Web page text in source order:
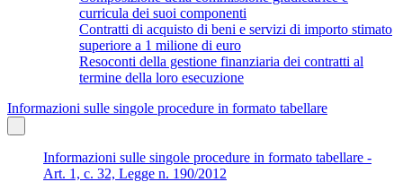
curricula dei suoi componenti
Contratti di acquisto di beni e servizi di importo stimato
superiore a 1 milione di euro
Resoconti della gestione finanziaria dei contratti al
termine della loro esecuzione
Informazioni sulle singole procedure in formato tabellare
Informazioni sulle singole procedure in formato tabellare -
Art. 1, c. 32, Legge n. 190/2012